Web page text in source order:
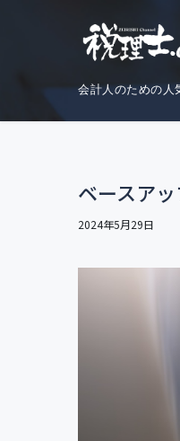
へ
ョ
会計人のための人
ベースア
2024年5月29日